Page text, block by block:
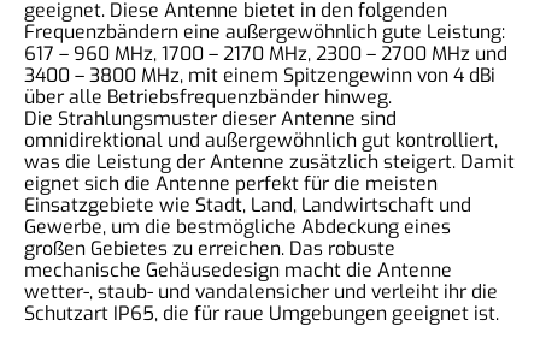
geeignet. Diese Antenne bietet in den folgenden
Frequenzbändern eine außergewöhnlich gute Leistung:
617 – 960 MHz, 1700 – 2170 MHz, 2300 – 2700 MHz und
3400 – 3800 MHz, mit einem Spitzengewinn von 4 dBi
über alle Betriebsfrequenzbänder hinweg.
Die Strahlungsmuster dieser Antenne sind
omnidirektional und außergewöhnlich gut kontrolliert,
was die Leistung der Antenne zusätzlich steigert. Damit
eignet sich die Antenne perfekt für die meisten
Einsatzgebiete wie Stadt, Land, Landwirtschaft und
Gewerbe, um die bestmögliche Abdeckung eines
großen Gebietes zu erreichen. Das robuste
mechanische Gehäusedesign macht die Antenne
wetter-, staub- und vandalensicher und verleiht ihr die
Schutzart IP65, die für raue Umgebungen geeignet ist.